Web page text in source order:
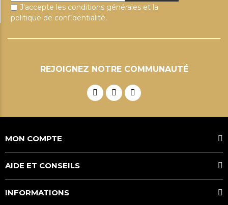
J'accepte les conditions générales et la
politique de confidentialité.
REJOIGNEZ NOTRE COMMUNAUTÉ
MON COMPTE
AIDE ET CONSEILS
INFORMATIONS